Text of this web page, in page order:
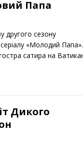
Папа
другого сезону
«Молодий Папа».
сатира на
Дикого